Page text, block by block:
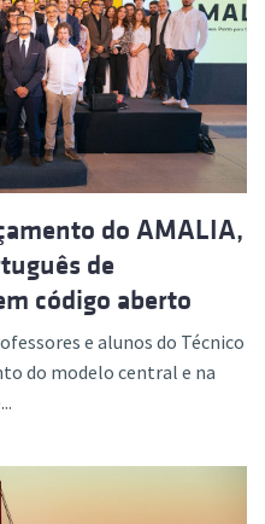
do AMALIA,
de
código aberto
e alunos do Técnico
do modelo central e na